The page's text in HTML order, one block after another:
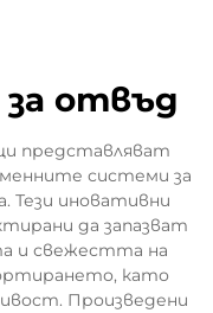
за отвъд
представляват
системи за
Тези иновативни
да запазват
и свежестта на
като
Произведени